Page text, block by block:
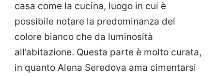
casa come la cucina, luogo in cui è
possibile notare la predominanza del
colore bianco che da luminosità
all’abitazione. Questa parte è molto curata,
in quanto Alena Seredova ama cimentarsi